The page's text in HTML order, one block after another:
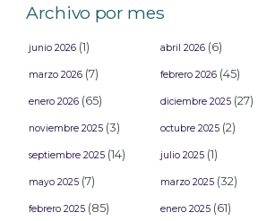
artistas que estarían en “Lanao, un viaje por el tiempo”
Archivo por mes
junio 2026 (1) abril 2026 (6)
marzo 2026 (7) febrero 2026 (45)
enero 2026 (65) diciembre 2025 (27)
noviembre 2025 (3) octubre 2025 (2)
septiembre 2025 (14) julio 2025 (1)
mayo 2025 (7) marzo 2025 (32)
febrero 2025 (85) enero 2025 (61)